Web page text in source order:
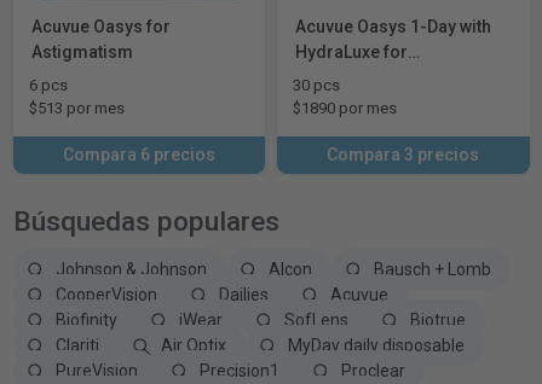
Acuvue Oasys for
Astigmatism
6 pcs
$513 por mes
Compara 6 precios
Acuvue Oasys 1-Day with
HydraLuxe for
Astigmatism
30 pcs
$1890 por mes
Compara 3 precios
Búsquedas populares
Johnson & Johnson Alcon
Bausch + Lomb
CooperVision
Dailies
Acuvue
Biofinity
iWear SofLens
Biotrue
Clariti
Air Optix
MyDay daily disposable
PureVision
Precision1
Proclear